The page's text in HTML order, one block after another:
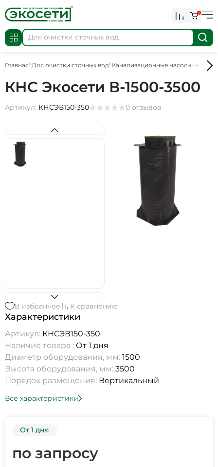
0
Главная Для очистки сточных вод Канализационные насосные
КНС Экосети В-1500-3500
Артикул: КНСЭВ150-350 0 отзывов
В избранное К сравнению
Характеристики
Артикул: КНСЭВ150-350
Наличие товара : От 1 дня
Диаметр оборудования, мм: 1500
Высота оборудования, мм: 3500
Порядок размещения: Вертикальный
Все характеристики
От 1 дня
по запросу